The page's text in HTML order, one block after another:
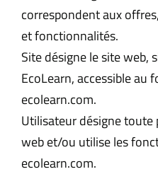
correspondent aux
et fonctionnalités.
Site désigne le site web,
EcoLearn, accessible au
ecolearn.com.
Utilisateur désigne toute
web et/ou utilise les
ecolearn.com.